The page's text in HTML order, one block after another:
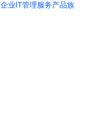
企业IT管理服务产品族